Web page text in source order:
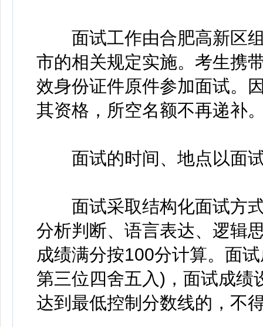
面试工作由合肥高新区组
市的相关规定实施。考生携
效身份证件原件参加面试。
其资格，所空名额不再递补
面试的时间、地点以面试
面试采取结构化面试方式
分析判断、语言表达、逻辑
成绩满分按100分计算。面
第三位四舍五入)，面试成绩
达到最低控制分数线的，不